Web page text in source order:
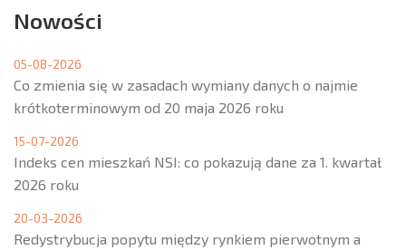
Nowości
05-08-2026
Co zmienia się w zasadach wymiany danych o najmie
krótkoterminowym od 20 maja 2026 roku
15-07-2026
Indeks cen mieszkań NSI: co pokazują dane za 1. kwartał
2026 roku
20-03-2026
Redystrybucja popytu między rynkiem pierwotnym a